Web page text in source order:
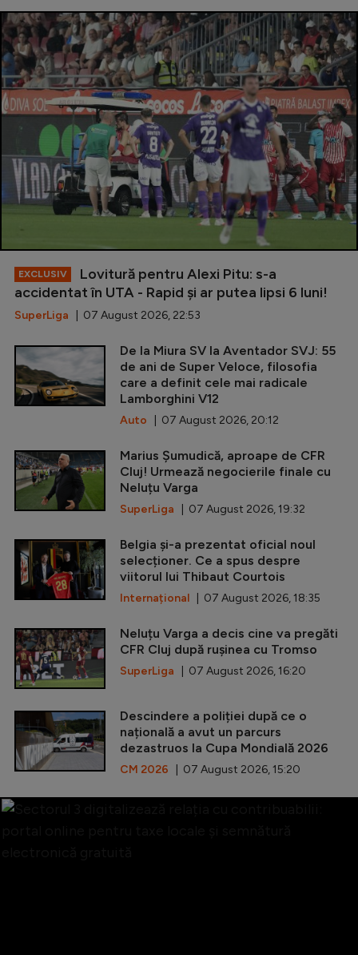
EXCLUSIV
Lovitură pentru Alexi Pitu: s-a
accidentat în UTA - Rapid și ar putea lipsi 6 luni!
SuperLiga | 07 August 2026, 22:53
De la Miura SV la Aventador SVJ: 55
de ani de Super Veloce, filosofia
care a definit cele mai radicale
Lamborghini V12
Auto | 07 August 2026, 20:12
Marius Șumudică, aproape de CFR
Cluj! Urmează negocierile finale cu
Neluțu Varga
SuperLiga | 07 August 2026, 19:32
Belgia și-a prezentat oficial noul
selecționer. Ce a spus despre
viitorul lui Thibaut Courtois
Internațional | 07 August 2026, 18:35
Neluțu Varga a decis cine va pregăti
CFR Cluj după rușinea cu Tromso
SuperLiga | 07 August 2026, 16:20
Descindere a poliției după ce o
națională a avut un parcurs
dezastruos la Cupa Mondială 2026
CM 2026 | 07 August 2026, 15:20